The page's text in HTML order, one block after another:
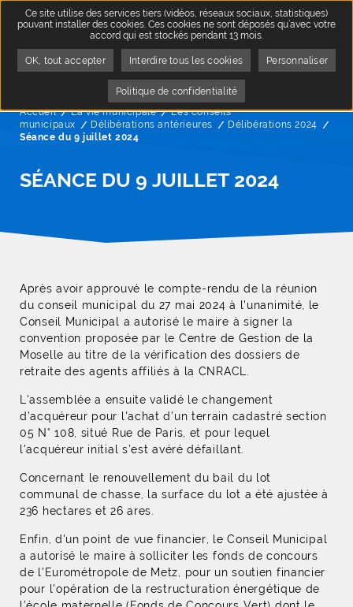
Accueil La vie municipale
Les conseils
municipaux
Délibérations antérieures Délibérations 2024
Séance du 9 juillet 2024
SÉANCE DU 9 JUILLET 2024
Après avoir approuvé le compte-rendu de la réunion
du conseil municipal du 27 mai 2024 à l’unanimité, le
Conseil Municipal a autorisé le maire à signer la
convention proposée par le Centre de Gestion de la
Moselle au titre de la vérification des dossiers de
retraite des agents affiliés à la CNRACL.
L'assemblée a ensuite validé le changement
d’acquéreur pour l'achat d’un terrain cadastré section
05 N° 108, situé Rue de Paris, et pour lequel
l'acquéreur initial s’est avéré défaillant.
Concernant le renouvellement du bail du lot
communal de chasse, la surface du lot a été ajustée à
236 hectares et 26 ares.
Enfin, d'un point de vue financier, le Conseil Municipal
a autorisé le maire à solliciter les fonds de concours
de l'Eurométropole de Metz, pour un soutien financier
pour l'opération de la restructuration énergétique de
Ce site utilise des services tiers (vidéos, réseaux sociaux, statistiques)
pouvant installer des cookies. Ces cookies ne sont déposés qu’avec votre
accord qui est stockés pendant 13 mois.
OK, tout accepter Interdire tous les cookies Personnaliser
Politique de confidentialité